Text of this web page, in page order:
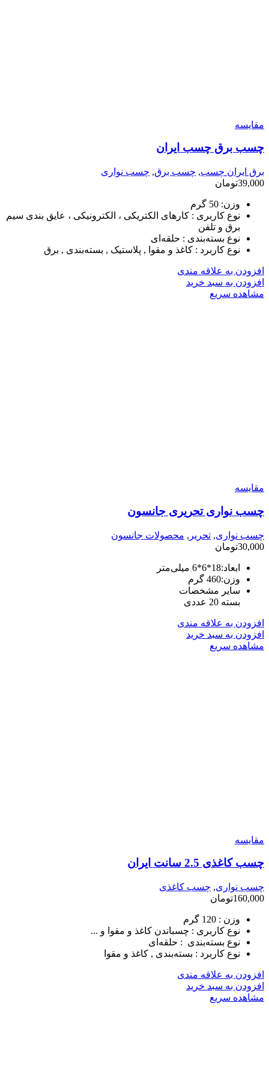
مقایسه
چسب برق چسب ایران
برق ایران چسب, چسب برق, چسب نواری
39,000تومان
وزن: 50 گرم
نوع کاربری : کارهای الکتریکی ، الکترونیکی ، عایق بندی سیم
برق و تلفن
نوع بسته‌بندی : حلقه‌ای
نوع کاربرد : کاغذ و مقوا , پلاستیک , بسته‌بندی , برق
افزودن به علاقه مندی
افزودن به سبد خرید
مشاهده سریع
مقایسه
چسب نواری تحریری جانسون
چسب نواری, تحریر , محصولات جانسون
30,000تومان
ابعاد:18*6*6 میلی‌متر
وزن:460 گرم
سایر مشخصات
بسته 20 عددی
افزودن به علاقه مندی
افزودن به سبد خرید
مشاهده سریع
مقایسه
چسب کاغذی 2.5 سانت ایران
چسب نواری, چسب کاغذی
160,000تومان
وزن : 120 گرم
نوع کاربری : چسباندن کاغذ و مقوا و ...
نوع بسته‌بندی : حلقه‌ای
نوع کاربرد : بسته‌بندی , کاغذ و مقوا
افزودن به علاقه مندی
افزودن به سبد خرید
مشاهده سریع